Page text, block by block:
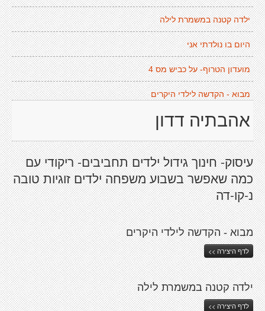
ילדה קטנה במשמרת לילה
היום בו נולדתי אני
מועדון הטרוף- על כביש מס 4
מבוא - הקדשה לילדי היקרים
אהבתיה דדון
עיסוק- חינוך גידול ילדים תחביבים- ריקודי עם
כמה שאפשר בשבוע משפחה ילדים זוגיות טובה
נ-קו-דה
מבוא - הקדשה לילדי היקרים
לדף היצירה >>
ילדה קטנה במשמרת לילה
לדף היצירה >>